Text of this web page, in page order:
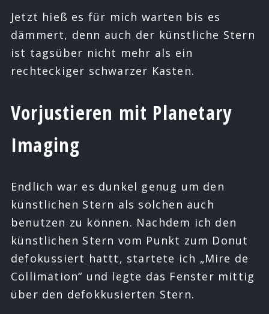
Jetzt hieß es für mich warten bis es
dämmert, denn auch der künstliche Stern
ist tagsüber nicht mehr als ein
rechteckiger schwarzer Kasten.
Vorjustieren mit Planetary
Imaging
Endlich war es dunkel genug um den
künstlichen Stern als solchen auch
benutzen zu können. Nachdem ich den
künstlichen Stern vom Punkt zum Donut
defokussiert hattt, startete ich „Mire de
Collimation“ und legte das Fenster mittig
über den defokkusierten Stern.